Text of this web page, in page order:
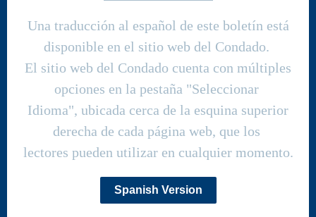
Una traducción al español de este boletín está
disponible en el sitio web del Condado.
El sitio web del Condado cuenta con múltiples
opciones en la pestaña "Seleccionar
Idioma", ubicada cerca de la esquina superior
derecha de cada página web, que los
lectores pueden utilizar en cualquier momento.
Spanish Version